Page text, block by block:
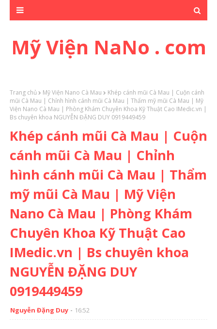
Mỹ Viện NaNo . com
Trang chủ Mỹ Viện Nano Cà Mau
Khép cánh mũi Cà Mau | Cuộn cánh
mũi Cà Mau | Chỉnh hình cánh mũi Cà Mau | Thẩm mỹ mũi Cà Mau | Mỹ
Viện Nano Cà Mau | Phòng Khám Chuyên Khoa Kỹ Thuật Cao IMedic.vn |
Bs chuyên khoa NGUYỄN ĐẶNG DUY 0919449459
Khép cánh mũi Cà Mau | Cuộn
cánh mũi Cà Mau | Chỉnh
hình cánh mũi Cà Mau | Thẩm
mỹ mũi Cà Mau | Mỹ Viện
Nano Cà Mau | Phòng Khám
Chuyên Khoa Kỹ Thuật Cao
IMedic.vn | Bs chuyên khoa
NGUYỄN ĐẶNG DUY
0919449459
Nguyễn Đặng Duy 16:52